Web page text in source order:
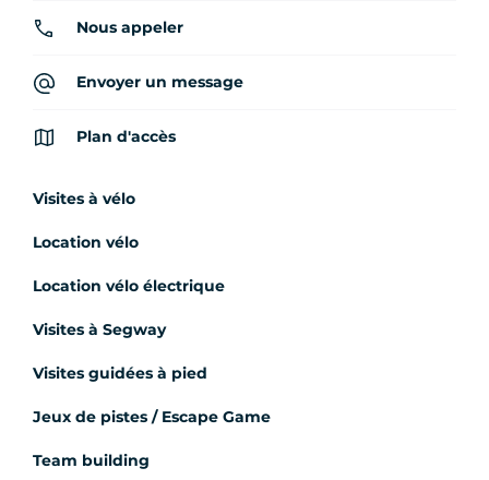
Nous appeler
Envoyer un message
Plan d'accès
Visites à vélo
Location vélo
Location vélo électrique
Visites à Segway
Visites guidées à pied
Jeux de pistes / Escape Game
Team building